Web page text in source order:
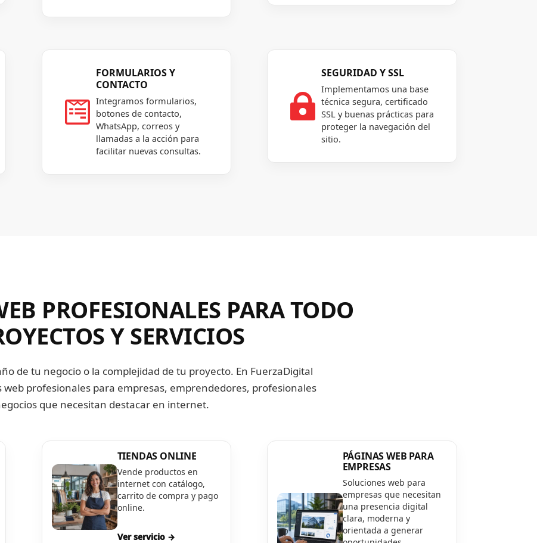

FORMULARIOS Y
CONTACTO
Integramos formularios,
botones de contacto,
WhatsApp, correos y
llamadas a la acción para
facilitar nuevas consultas.

SEGURIDAD Y SSL
Implementamos una base
técnica segura, certificado
SSL y buenas prácticas para
proteger la navegación del
sitio.
PROFESIONALES PARA TODO
Y SERVICIOS
de tu negocio o la complejidad de tu proyecto. En FuerzaDigital
web profesionales para empresas, emprendedores, profesionales
que necesitan destacar en internet.
TIENDAS ONLINE
Vende productos en
internet con catálogo,
carrito de compra y pago
online.
Ver servicio →
PÁGINAS WEB PARA
EMPRESAS
Soluciones web para
empresas que necesitan
una presencia digital
clara, moderna y
orientada a generar